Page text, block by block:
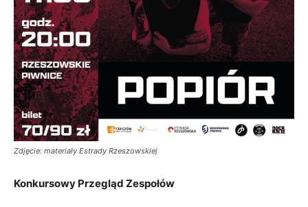
Zdjęcie: materiały Estrady Rzeszowskiej
Konkursowy Przegląd Zespołów